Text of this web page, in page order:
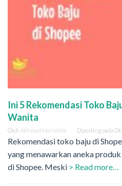
Ini 5 Rekomendasi Toko
Wanita
Oleh Akhmad Norrahim Diposting pada
Rekomendasi toko baju di
yang menawarkan aneka
di Shopee. Meski > Read more…